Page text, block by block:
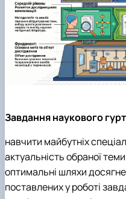
Завдання наукового
навчити майбутніх
актуальність обраної
оптимальні шляхи
поставлених у роботі